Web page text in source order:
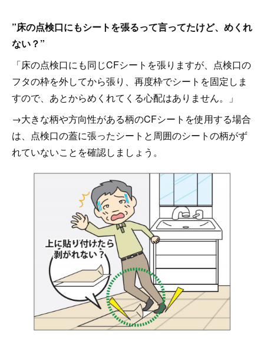
”床の点検口にもシートを張るって言ってたけど、めくれ
ない？”
「床の点検口にも同じCFシートを張りますが、点検口の
フタの枠を外してから張り、再度枠でシートを固定しま
すので、あとからめくれてくる心配はありません。」
→大きな柄や方向性がある柄のCFシートを使用する場合
は、点検口の蓋に張ったシートと周囲のシートの柄がず
れていないことを確認しましょう。